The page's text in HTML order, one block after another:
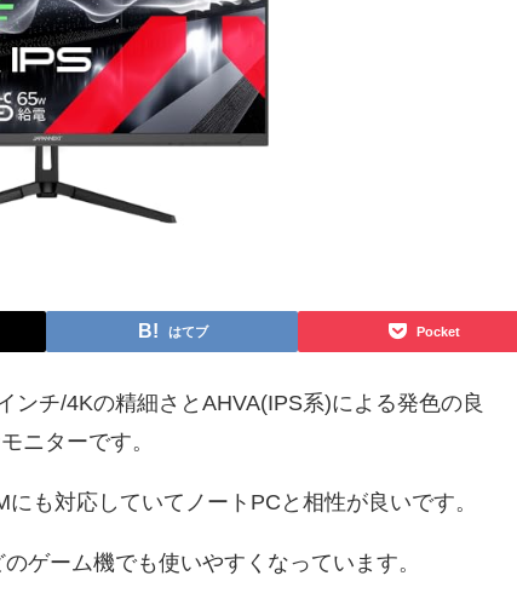
はてブ Pocket
ンチ/4Kの精細さとAHVA(IPS系)による発色の良
ニターです。
も対応していてノートPCと相性が良いです。
ゲーム機でも使いやすくなっています。